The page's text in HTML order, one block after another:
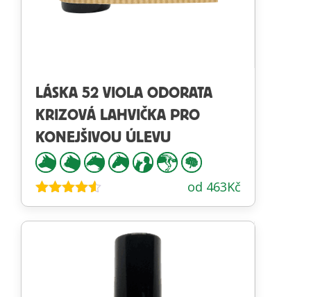
LÁSKA 52 VIOLA ODORATA
KRIZOVÁ LAHVIČKA PRO
KONEJŠIVOU ÚLEVU
Hodnocení
od 463Kč